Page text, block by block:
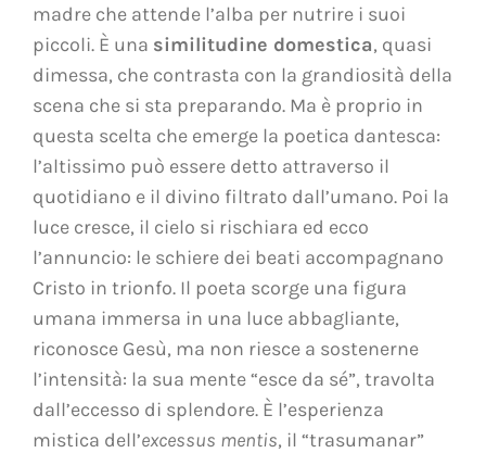
madre che attende l’alba per nutrire i suoi
piccoli. È una similitudine domestica, quasi
dimessa, che contrasta con la grandiosità della
scena che si sta preparando. Ma è proprio in
questa scelta che emerge la poetica dantesca:
l’altissimo può essere detto attraverso il
quotidiano e il divino filtrato dall’umano. Poi la
luce cresce, il cielo si rischiara ed ecco
l’annuncio: le schiere dei beati accompagnano
Cristo in trionfo. Il poeta scorge una figura
umana immersa in una luce abbagliante,
riconosce Gesù, ma non riesce a sostenerne
l’intensità: la sua mente “esce da sé”, travolta
dall’eccesso di splendore. È l’esperienza
mistica dell’excessus mentis, il “trasumanar”